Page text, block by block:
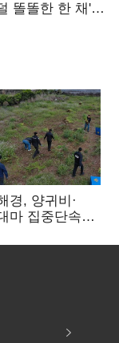
똘똘한 한 채'
경, 양귀비·
마 집중단속…
명 검거